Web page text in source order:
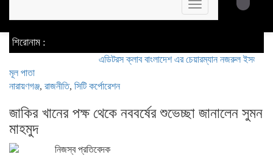
Toggle
navigation
শিরোনাম :
এডিটরস ক্লাব বাংলাদেশ এর চেয়ারম্যান নজরুল ইসলাম তমিজীর
মূল পাতা
নারায়ণগঞ্জ, রাজনীতি, সিটি কর্পোরেশন
জাকির খানের পক্ষ থেকে নববর্ষের শুভেচ্ছা জানালেন সুমন
মাহমুদ
নিজস্ব প্রতিবেদক